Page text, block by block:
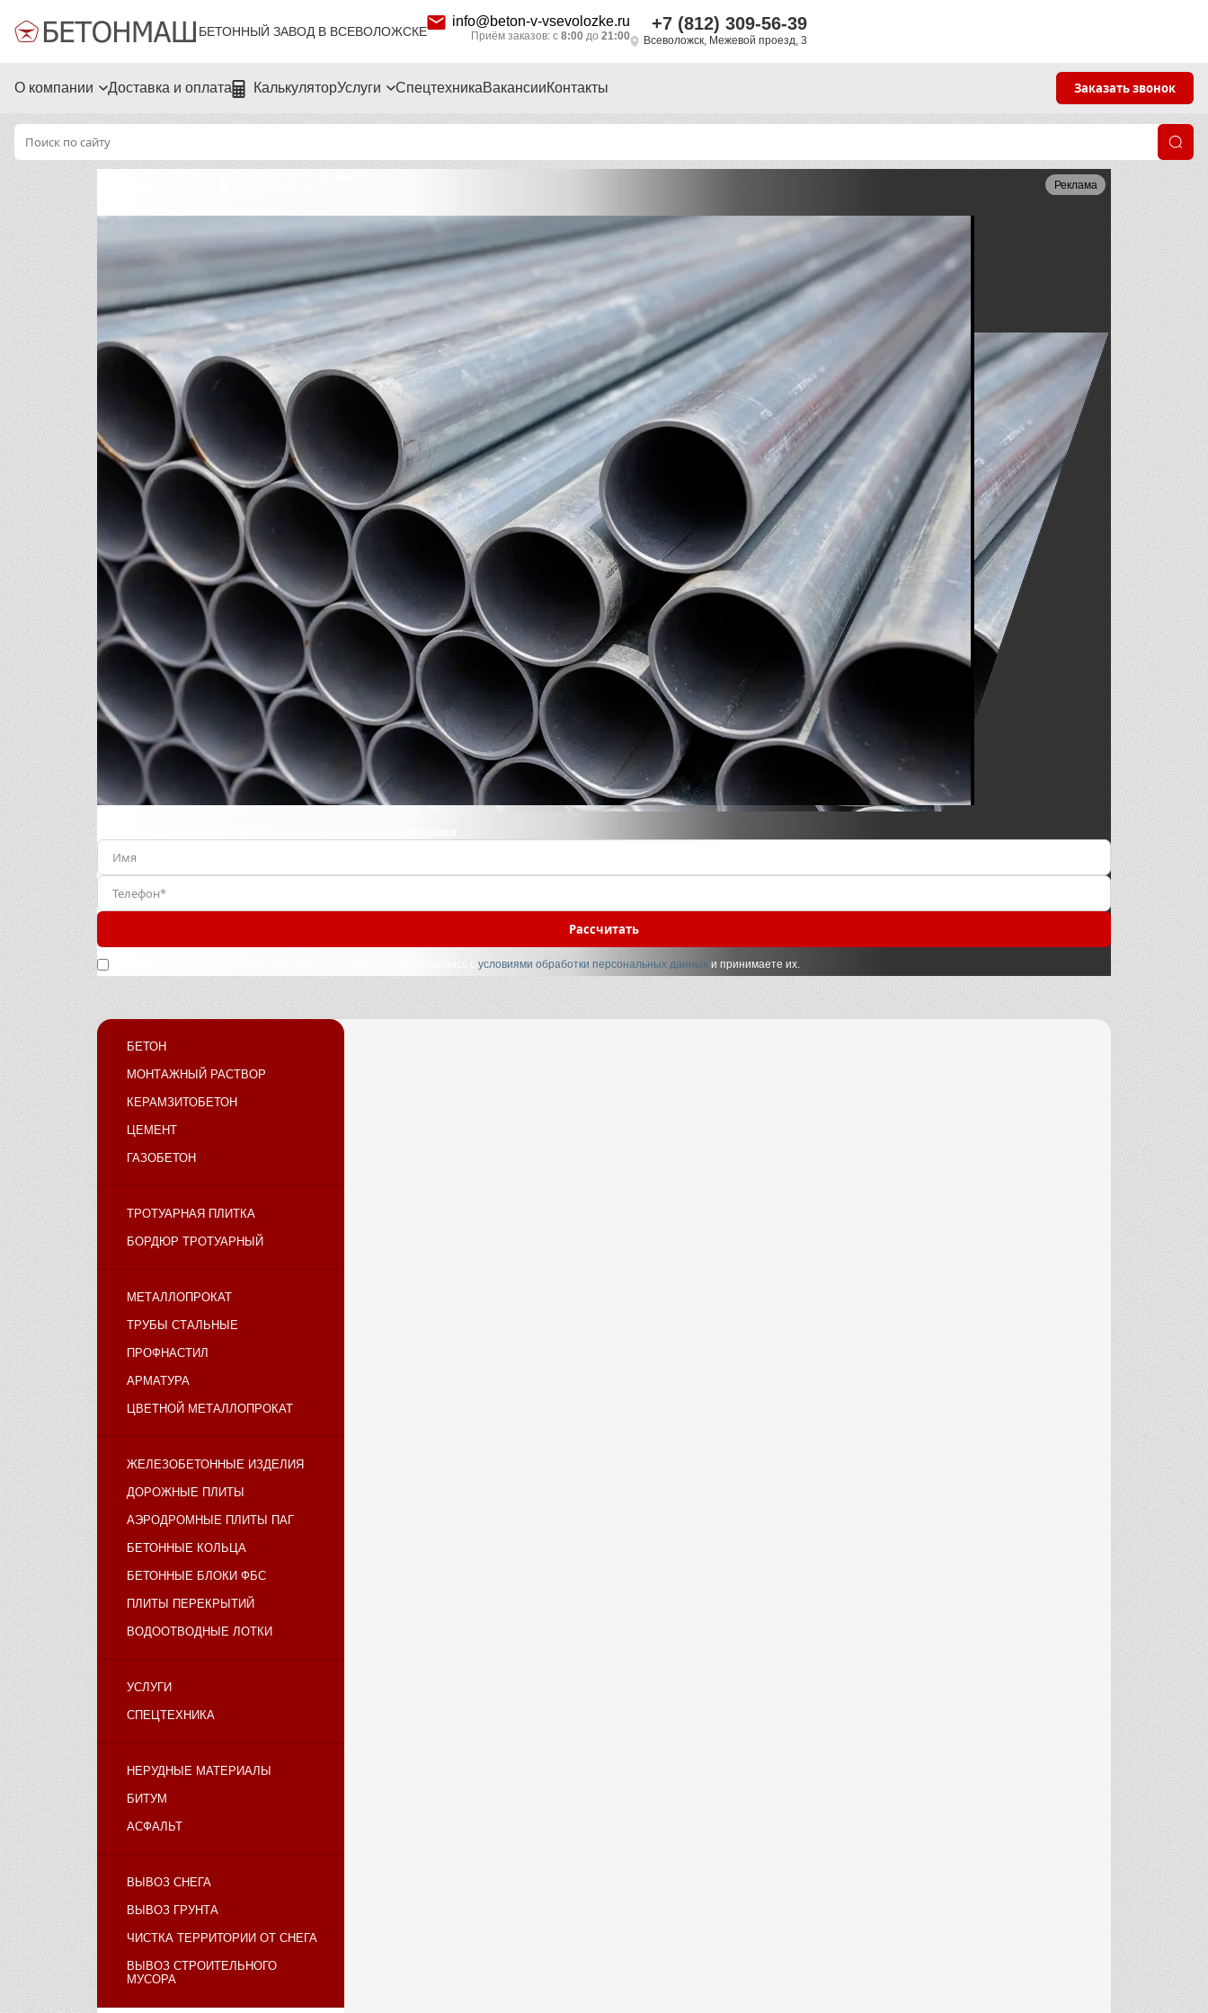
БЕТОННЫЙ ЗАВОД В ВСЕВОЛОЖСКЕ
info@beton-v-vsevolozke.ru
Приём заказов: с 8:00 до 21:00
+7 (812) 309-56-39
Всеволожск, Межевой проезд, 3
О компании Доставка и оплата КалькуляторУслуги СпецтехникаВакансииКонтакты Заказать звонок
Реклама
Рассчитать
Нажимая кнопку «Отправить», вы подтверждаете, что ознакомились сусловиями обработки персональных данных и принимаете их.
БЕТОН
МОНТАЖНЫЙ РАСТВОР
КЕРАМЗИТОБЕТОН
ЦЕМЕНТ
ГАЗОБЕТОН
ТРОТУАРНАЯ ПЛИТКА
БОРДЮР ТРОТУАРНЫЙ
МЕТАЛЛОПРОКАТ
ТРУБЫ СТАЛЬНЫЕ
ПРОФНАСТИЛ
АРМАТУРА
ЦВЕТНОЙ МЕТАЛЛОПРОКАТ
ЖЕЛЕЗОБЕТОННЫЕ ИЗДЕЛИЯ
ДОРОЖНЫЕ ПЛИТЫ
АЭРОДРОМНЫЕ ПЛИТЫ ПАГ
БЕТОННЫЕ КОЛЬЦА
БЕТОННЫЕ БЛОКИ ФБС
ПЛИТЫ ПЕРЕКРЫТИЙ
ВОДООТВОДНЫЕ ЛОТКИ
УСЛУГИ
СПЕЦТЕХНИКА
НЕРУДНЫЕ МАТЕРИАЛЫ
БИТУМ
АСФАЛЬТ
ВЫВОЗ СНЕГА
ВЫВОЗ ГРУНТА
ЧИСТКА ТЕРРИТОРИИ ОТ СНЕГА
ВЫВОЗ СТРОИТЕЛЬНОГО
МУСОРА